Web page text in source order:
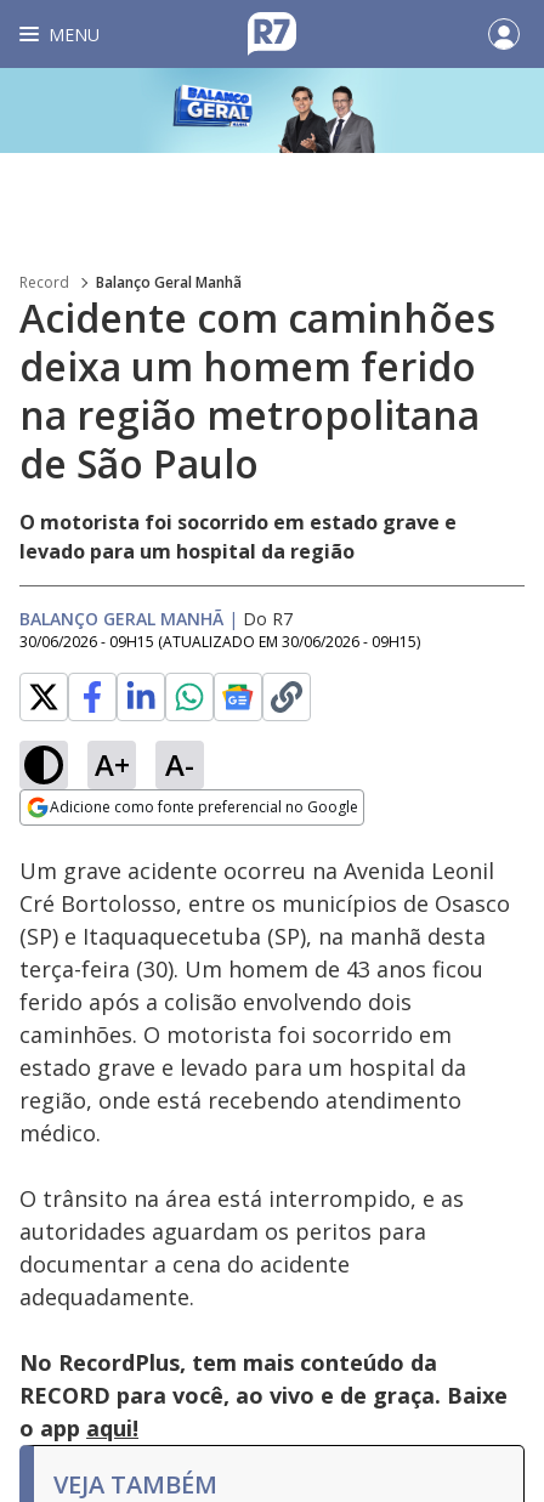
MENU
Record Balanço Geral Manhã
Acidente com caminhões
deixa um homem ferido
na região metropolitana
de São Paulo
O motorista foi socorrido em estado grave e
levado para um hospital da região
BALANÇO GERAL MANHÃ | Do R7
30/06/2026 - 09H15 (ATUALIZADO EM 30/06/2026 - 09H15)
A+ A-
Adicione como fonte preferencial no Google
230 mil em golpe do
bilhete premiado
Ativar
87.42%
Um grave acidente ocorreu na Avenida Leonil
Cré Bortolosso, entre os municípios de Osasco
(SP) e Itaquaquecetuba (SP), na manhã desta
terça-feira (30). Um homem de 43 anos ficou
ferido após a colisão envolvendo dois
caminhões. O motorista foi socorrido em
estado grave e levado para um hospital da
região, onde está recebendo atendimento
médico.
O trânsito na área está interrompido, e as
autoridades aguardam os peritos para
documentar a cena do acidente
adequadamente.
No RecordPlus, tem mais conteúdo da
RECORD para você, ao vivo e de graça. Baixe
o app aqui!
VEJA TAMBÉM